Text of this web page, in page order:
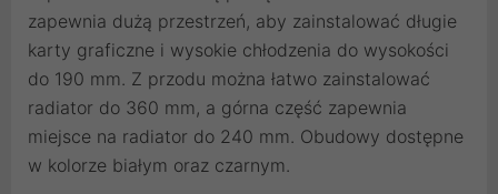
zapewnia dużą przestrzeń, aby zainstalować długie
karty graficzne i wysokie chłodzenia do wysokości
do 190 mm. Z przodu można łatwo zainstalować
radiator do 360 mm, a górna część zapewnia
miejsce na radiator do 240 mm. Obudowy dostępne
w kolorze białym oraz czarnym.